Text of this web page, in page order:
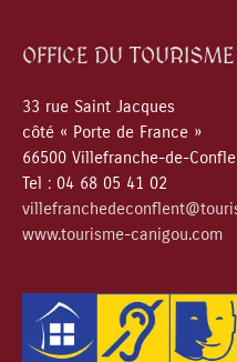
OFFICE DU TOURISME
33 rue Saint Jacques
côté « Porte de France »
66500 Villefranche-de-
Tel : 04 68 05 41 02
www.tourisme-canigou.com